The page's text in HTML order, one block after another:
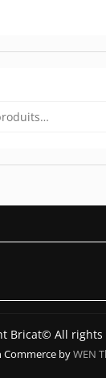
Bricat© All rights
Commerce byWEN